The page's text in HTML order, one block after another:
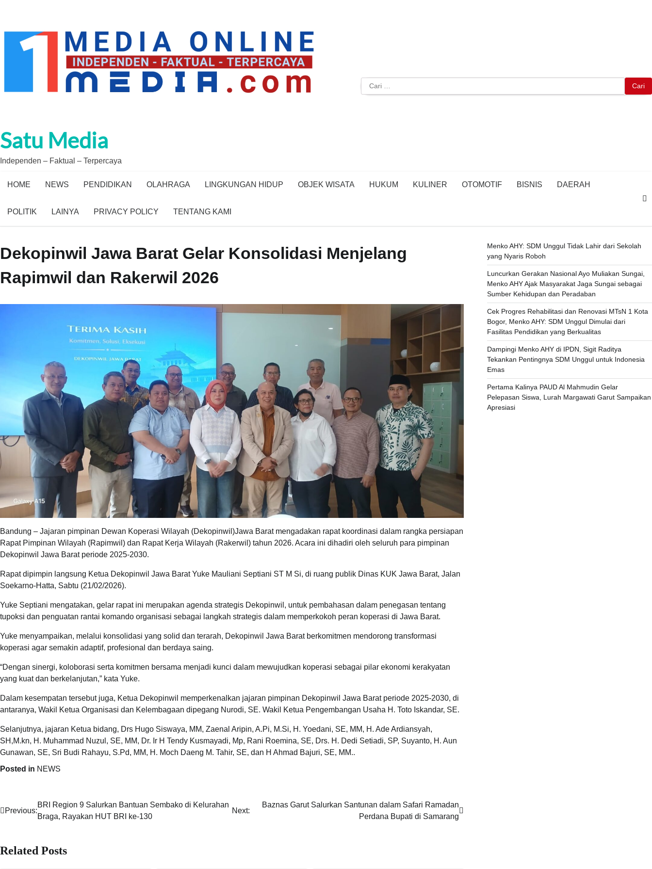
Satu Media
Independen – Faktual – Terpercaya
Cari
untuk:
HOME NEWS PENDIDIKAN OLAHRAGA LINGKUNGAN HIDUP OBJEK WISATA HUKUM KULINER OTOMOTIF BISNIS DAERAH
POLITIK LAINYA PRIVACY POLICY TENTANG KAMI
Dekopinwil Jawa Barat Gelar Konsolidasi Menjelang
Rapimwil dan Rakerwil 2026
Bandung – Jajaran pimpinan Dewan Koperasi Wilayah (Dekopinwil)Jawa Barat mengadakan rapat koordinasi dalam rangka persiapan
Rapat Pimpinan Wilayah (Rapimwil) dan Rapat Kerja Wilayah (Rakerwil) tahun 2026. Acara ini dihadiri oleh seluruh para pimpinan
Dekopinwil Jawa Barat periode 2025-2030.
Rapat dipimpin langsung Ketua Dekopinwil Jawa Barat Yuke Mauliani Septiani ST M Si, di ruang publik Dinas KUK Jawa Barat, Jalan
Soekarno-Hatta, Sabtu (21/02/2026).
Yuke Septiani mengatakan, gelar rapat ini merupakan agenda strategis Dekopinwil, untuk pembahasan dalam penegasan tentang
tupoksi dan penguatan rantai komando organisasi sebagai langkah strategis dalam memperkokoh peran koperasi di Jawa Barat.
Yuke menyampaikan, melalui konsolidasi yang solid dan terarah, Dekopinwil Jawa Barat berkomitmen mendorong transformasi
koperasi agar semakin adaptif, profesional dan berdaya saing.
“Dengan sinergi, koloborasi serta komitmen bersama menjadi kunci dalam mewujudkan koperasi sebagai pilar ekonomi kerakyatan
yang kuat dan berkelanjutan,” kata Yuke.
Dalam kesempatan tersebut juga, Ketua Dekopinwil memperkenalkan jajaran pimpinan Dekopinwil Jawa Barat periode 2025-2030, di
antaranya, Wakil Ketua Organisasi dan Kelembagaan dipegang Nurodi, SE. Wakil Ketua Pengembangan Usaha H. Toto Iskandar, SE.
Selanjutnya, jajaran Ketua bidang, Drs Hugo Siswaya, MM, Zaenal Aripin, A.Pi, M.Si, H. Yoedani, SE, MM, H. Ade Ardiansyah,
SH,M.kn, H. Muhammad Nuzul, SE, MM, Dr. Ir H Tendy Kusmayadi, Mp, Rani Roemina, SE, Drs. H. Dedi Setiadi, SP, Suyanto, H. Aun
Gunawan, SE, Sri Budi Rahayu, S.Pd, MM, H. Moch Daeng M. Tahir, SE, dan H Ahmad Bajuri, SE, MM..
Posted in NEWS
Navigasi
Previous:
BRI Region 9 Salurkan Bantuan Sembako di Kelurahan
Braga, Rayakan HUT BRI ke-130
Next:
Baznas Garut Salurkan Santunan dalam Safari Ramadan
Perdana Bupati di Samarang
Related Posts
Menko AHY: SDM Unggul Tidak Lahir dari Sekolah
yang Nyaris Roboh
Luncurkan Gerakan Nasional Ayo Muliakan Sungai,
Menko AHY Ajak Masyarakat Jaga Sungai sebagai
Sumber Kehidupan dan Peradaban
Cek Progres Rehabilitasi dan Renovasi MTsN 1 Kota
Bogor, Menko AHY: SDM Unggul Dimulai dari
Fasilitas Pendidikan yang Berkualitas
Dampingi Menko AHY di IPDN, Sigit Raditya
Tekankan Pentingnya SDM Unggul untuk Indonesia
Emas
Pertama Kalinya PAUD Al Mahmudin Gelar
Pelepasan Siswa, Lurah Margawati Garut Sampaikan
Apresiasi